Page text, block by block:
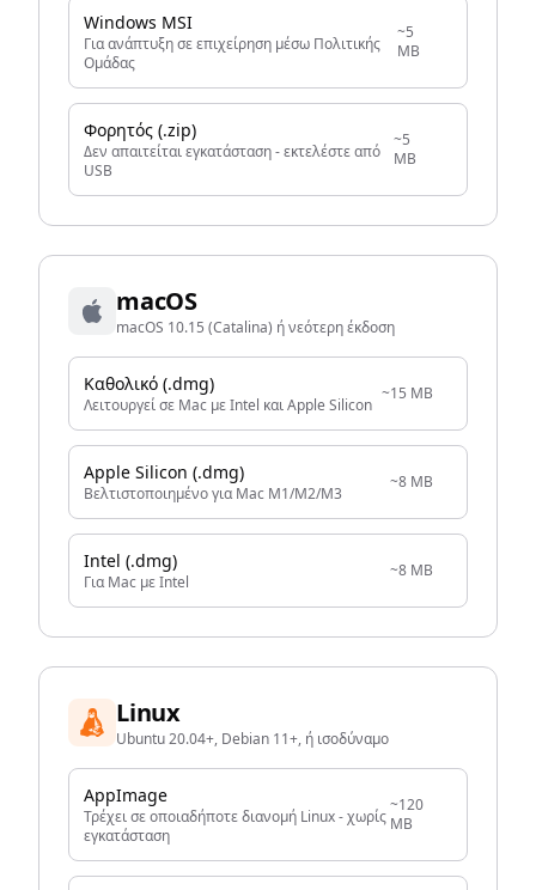
Windows MSI
Για ανάπτυξη σε επιχείρηση μέσω Πολιτικής
Ομάδας
~5
MB
Φορητός (.zip)
Δεν απαιτείται εγκατάσταση - εκτελέστε από
USB
~5
MB
macOS
macOS 10.15 (Catalina) ή νεότερη έκδοση
Καθολικό (.dmg)
Λειτουργεί σε Mac με Intel και Apple Silicon
~15 MB
Apple Silicon (.dmg)
Βελτιστοποιημένο για Mac M1/M2/M3
~8 MB
Intel (.dmg)
Για Mac με Intel
~8 MB
Linux
Ubuntu 20.04+, Debian 11+, ή ισοδύναμο
AppImage
Τρέχει σε οποιαδήποτε διανομή Linux - χωρίς
εγκατάσταση
~120
MB